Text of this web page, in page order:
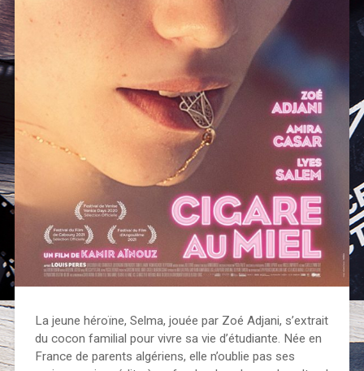
La jeune héroïne, Selma, jouée par Zoé Adjani, s’extrait
du cocon familial pour vivre sa vie d’étudiante. Née en
France de parents algériens, elle n’oublie pas ses